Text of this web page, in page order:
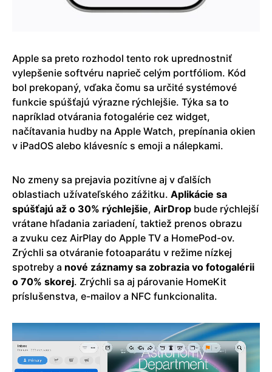
Apple sa preto rozhodol tento rok uprednostniť
vylepšenie softvéru naprieč celým portfóliom. Kód
bol prekopaný, vďaka čomu sa určité systémové
funkcie spúšťajú výrazne rýchlejšie. Týka sa to
napríklad otvárania fotogalérie cez widget,
načítavania hudby na Apple Watch, prepínania okien
v iPadOS alebo klávesníc s emoji a nálepkami.
No zmeny sa prejavia pozitívne aj v ďalších
oblastiach užívateľského zážitku. Aplikácie sa
spúšťajú až o 30% rýchlejšie, AirDrop bude rýchlejší
vrátane hľadania zariadení, taktiež prenos obrazu
a zvuku cez AirPlay do Apple TV a HomePod-ov.
Zrýchli sa otváranie fotoaparátu v režime nízkej
spotreby a nové záznamy sa zobrazia vo fotogalérii
o 70% skorej. Zrýchli sa aj párovanie HomeKit
príslušenstva, e-mailov a NFC funkcionalita.
Video
prehrávač